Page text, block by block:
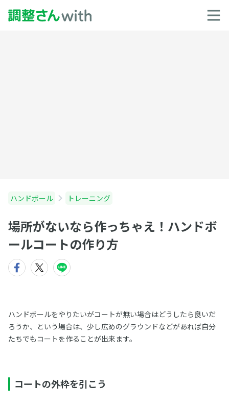
ハンドボール トレーニング
場所がないなら作っちゃえ！ハンドボ
ールコートの作り方
ハンドボールをやりたいがコートが無い場合はどうしたら良いだ
ろうか、という場合は、少し広めのグラウンドなどがあれば自分
たちでもコートを作ることが出来ます。
コートの外枠を引こう